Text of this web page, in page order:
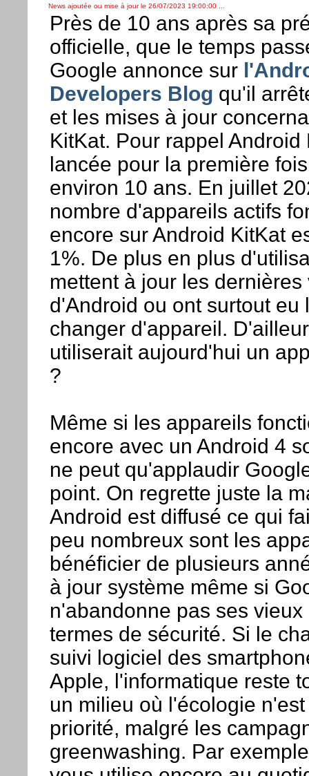
News ajoutée ou mise à jour le 26/07/2023 19:00:00 ...
Près de 10 ans après sa
officielle, que le temps
Google annonce sur
Developers Blog qu'il
et les mises à jour
KitKat. Pour rappel Android
lancée pour la première
environ 10 ans. En juillet
nombre d'appareils actifs
encore sur Android KitKat
1%. De plus en plus
mettent à jour les dernières
d'Android ou ont surtout eu
changer d'appareil.
utiliserait aujourd'hui un
?
Même si les appareils
encore avec un Android 4
ne peut qu'applaudir
point. On regrette juste la
Android est diffusé ce qui
peu nombreux sont les
bénéficier de plusieurs
à jour système même si
n'abandonne pas ses
termes de sécurité. Si le
suivi logiciel des
Apple, l'informatique reste
un milieu où l'écologie
priorité, malgré les
greenwashing. Par